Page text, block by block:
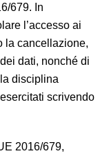
679. In
l’accesso ai
la cancellazione,
dati, nonché di
disciplina
scrivendo
2016/679,